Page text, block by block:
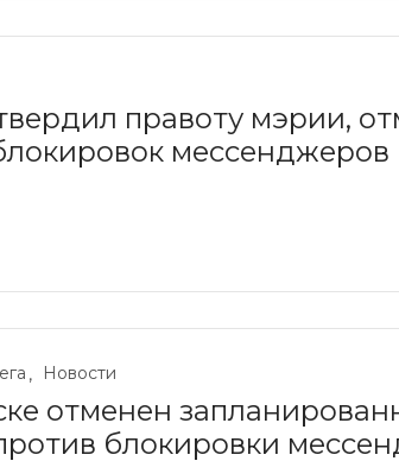
правоту мэрии,
мессенджеров
Новости
отменен
блокировки